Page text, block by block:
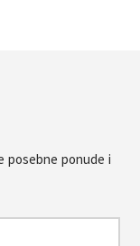
posebne ponude i